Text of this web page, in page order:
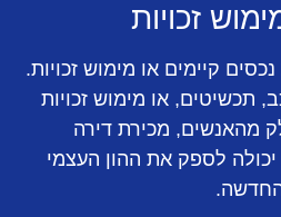
זכויות
קיימים או מימוש זכויות.
תכשיטים, או מימוש זכויות
מהאנשים, מכירת דירה
לספק את ההון העצמי